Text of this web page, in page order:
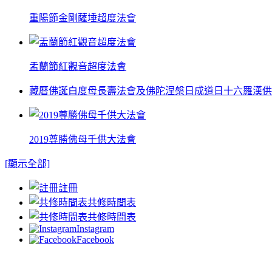
重陽節金剛薩埵超度法會
盂蘭節紅觀音超度法會
藏曆佛誕白度母長壽法會及佛陀涅槃日成道日十六羅漢
2019尊勝佛母千供大法會
[顯示全部]
註冊
共修時間表
共修時間表
Instagram
Facebook